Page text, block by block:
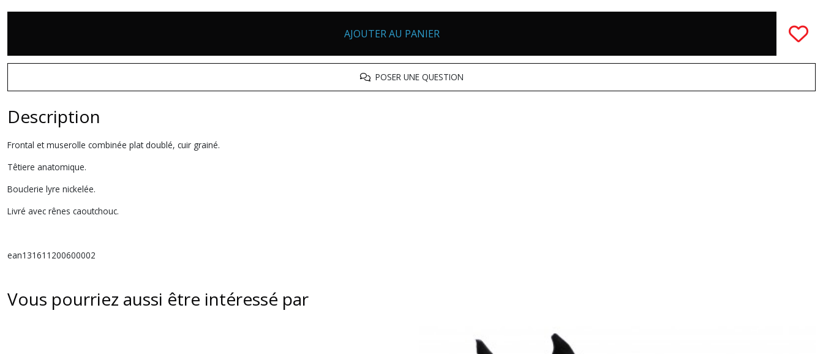
AJOUTER AU PANIER
POSER UNE QUESTION
Description
Frontal et muserolle combinée plat doublé, cuir grainé.
Têtiere anatomique.
Bouclerie lyre nickelée.
Livré avec rênes caoutchouc.
ean131611200600002
Vous pourriez aussi être intéressé par